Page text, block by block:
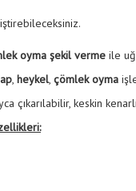
oyma şekil verme ile
, heykel, çömlek oyma
çıkarılabilir, keskin